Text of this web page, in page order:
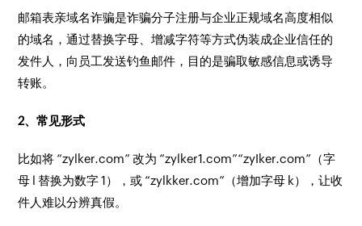
邮箱表亲域名诈骗是诈骗分子注册与企业正规域名高度相似
的域名，通过替换字母、增减字符等方式伪装成企业信任的
发件人，向员工发送钓鱼邮件，目的是骗取敏感信息或诱导
转账。
2、常见形式
比如将 “zylker.com” 改为 “zylker1.com”“zyIker.com”（字
母 l 替换为数字 1），或 “zylkker.com”（增加字母 k），让收
件人难以分辨真假。